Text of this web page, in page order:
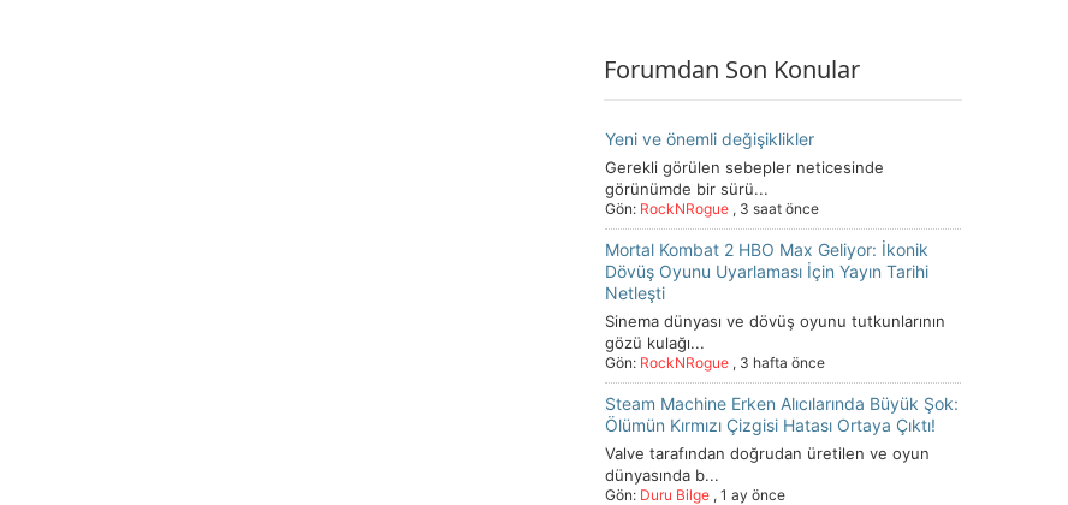
Forumdan Son Konular
Yeni ve önemli değişiklikler
Gerekli görülen sebepler neticesinde
görünümde bir sürü...
Gön: RockNRogue, 3 saat önce
Mortal Kombat 2 HBO Max Geliyor: İkonik
Dövüş Oyunu Uyarlaması İçin Yayın Tarihi
Netleşti
Sinema dünyası ve dövüş oyunu tutkunlarının
gözü kulağı...
Gön: RockNRogue, 3 hafta önce
Steam Machine Erken Alıcılarında Büyük Şok:
Ölümün Kırmızı Çizgisi Hatası Ortaya Çıktı!
Valve tarafından doğrudan üretilen ve oyun
dünyasında b...
Gön: Duru Bilge, 1 ay önce